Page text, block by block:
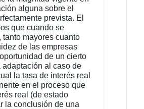
alguna sobre el
prevista. El
que cuando se
mayores cuanto
de las empresas
de un cierto
adaptación al caso de
la tasa de interés real
en el proceso que
real (de estado
la conclusión de una